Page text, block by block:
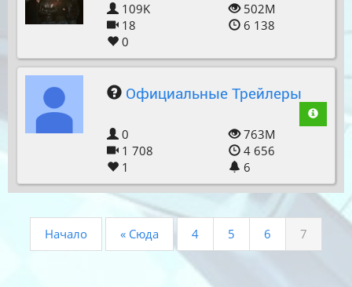
109K
18
0
502M
6 138
Официальные Трейлеры
0
1 708
1
763M
4 656
6
Начало « Сюда 4 5 6 7